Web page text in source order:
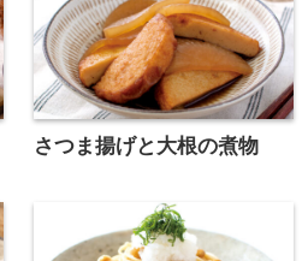
さつま揚げと大根の煮物